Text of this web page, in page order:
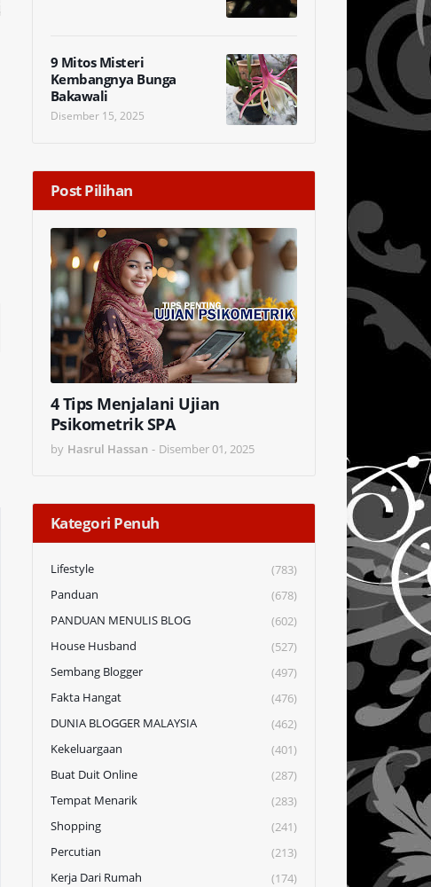
9 Mitos Misteri
Kembangnya Bunga
Bakawali
Disember 15, 2025
Post Pilihan
4 Tips Menjalani Ujian
Psikometrik SPA
by Hasrul Hassan - Disember 01, 2025
Kategori Penuh
Lifestyle
(783)
Panduan
(678)
PANDUAN MENULIS BLOG
(602)
House Husband
(527)
Sembang Blogger
(497)
Fakta Hangat
(476)
DUNIA BLOGGER MALAYSIA
(462)
Kekeluargaan
(401)
Buat Duit Online
(287)
Tempat Menarik
(283)
Shopping
(241)
Percutian
(213)
Kerja Dari Rumah
(174)